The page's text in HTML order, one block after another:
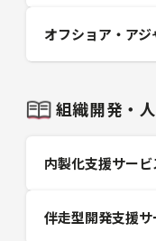
オフショア・アジ
組織開発・
内製化支援サービ
伴走型開発支援サ